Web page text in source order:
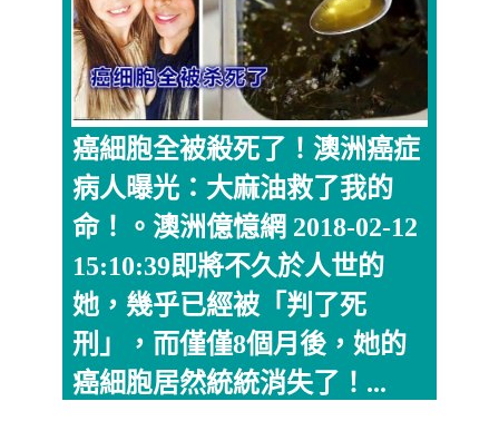
癌細胞全被殺死了！澳洲癌症
病人曝光：大麻油救了我的
命！。澳洲億憶網 2018-02-12
15:10:39即將不久於人世的
她，幾乎已經被「判了死
刑」，而僅僅8個月後，她的
癌細胞居然統統消失了！...